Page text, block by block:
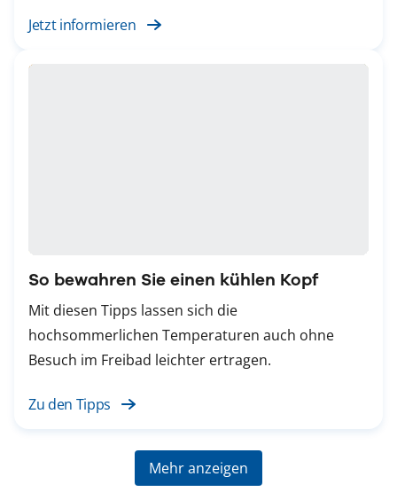
Jetzt informieren
So bewahren Sie einen kühlen Kopf
Mit diesen Tipps lassen sich die
hochsommerlichen Temperaturen auch ohne
Besuch im Freibad leichter ertragen.
Zu den Tipps
Mehr anzeigen